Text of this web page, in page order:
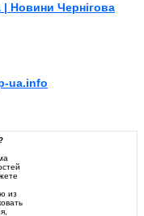
Новини Чернігова
ua.info
из